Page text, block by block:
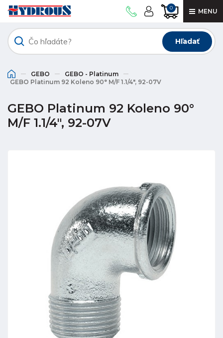
0 MENU
Hľadať
GEBO
GEBO - Platinum
GEBO Platinum 92 Koleno 90° M/F 1.1/4", 92-07V
GEBO Platinum 92 Koleno 90°
M/F 1.1/4", 92-07V